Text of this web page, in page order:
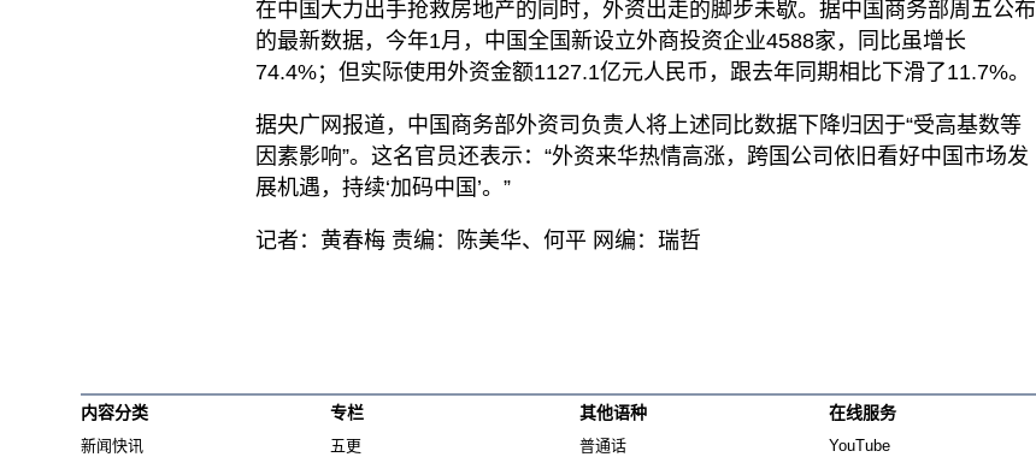
在中国大力出手抢救房地产的同时，外资出走的脚步未歇。据中国商务部周五公布
的最新数据，今年1月，中国全国新设立外商投资企业4588家，同比虽增长
74.4%；但实际使用外资金额1127.1亿元人民币，跟去年同期相比下滑了11.7%。
据央广网报道，中国商务部外资司负责人将上述同比数据下降归因于“受高基数等
因素影响”。这名官员还表示：“外资来华热情高涨，跨国公司依旧看好中国市场发
展机遇，持续‘加码中国’。”
记者：黄春梅 责编：陈美华、何平 网编：瑞哲
内容分类
新闻快讯
专栏
五更
其他语种
普通话
在线服务
YouTube